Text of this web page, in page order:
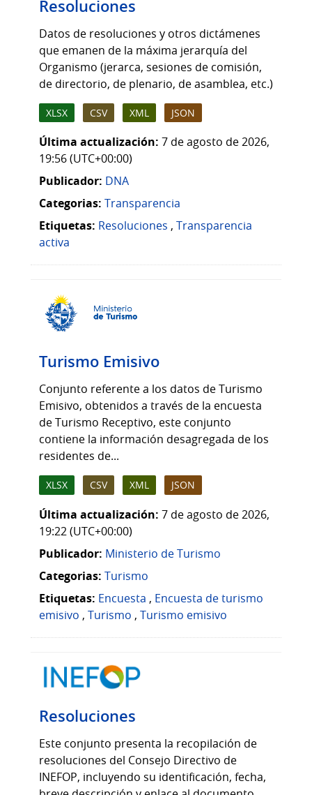
Resoluciones
Datos de resoluciones y otros dictámenes
que emanen de la máxima jerarquía del
Organismo (jerarca, sesiones de comisión,
de directorio, de plenario, de asamblea, etc.)
XLSX CSV XML JSON
Última actualización: 7 de agosto de 2026,
19:56 (UTC+00:00)
Publicador: DNA
Categorias: Transparencia
Etiquetas: Resoluciones , Transparencia
activa
Turismo Emisivo
Conjunto referente a los datos de Turismo
Emisivo, obtenidos a través de la encuesta
de Turismo Receptivo, este conjunto
contiene la información desagregada de los
residentes de...
XLSX CSV XML JSON
Última actualización: 7 de agosto de 2026,
19:22 (UTC+00:00)
Publicador: Ministerio de Turismo
Categorias: Turismo
Etiquetas: Encuesta , Encuesta de turismo
emisivo , Turismo , Turismo emisivo
Resoluciones
Este conjunto presenta la recopilación de
resoluciones del Consejo Directivo de
INEFOP, incluyendo su identificación, fecha,